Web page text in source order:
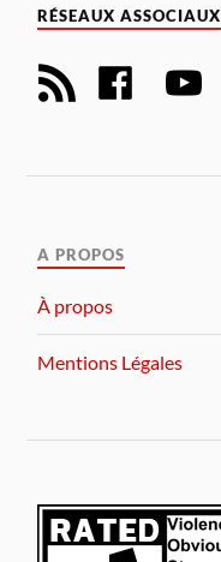
RÉSEAUX ASSOCIAUX
A PROPOS
À propos
Mentions Légales